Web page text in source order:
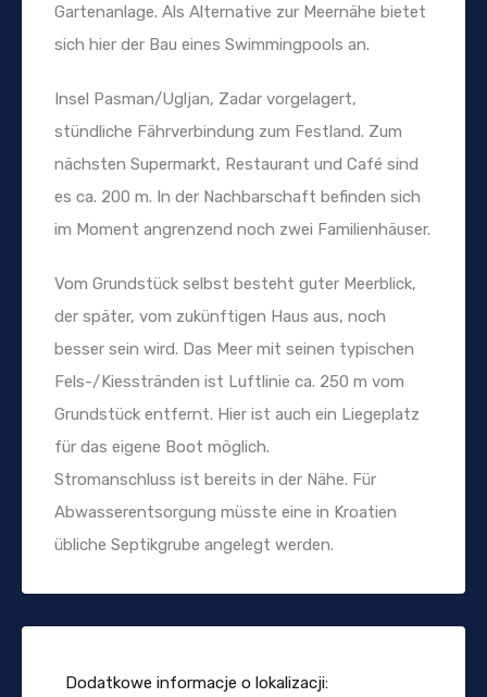
Gartenanlage. Als Alternative zur Meernähe bietet
sich hier der Bau eines Swimmingpools an.
Insel Pasman/Ugljan, Zadar vorgelagert,
stündliche Fährverbindung zum Festland. Zum
nächsten Supermarkt, Restaurant und Café sind
es ca. 200 m. In der Nachbarschaft befinden sich
im Moment angrenzend noch zwei Familienhäuser.
Vom Grundstück selbst besteht guter Meerblick,
der später, vom zukünftigen Haus aus, noch
besser sein wird. Das Meer mit seinen typischen
Fels-/Kiesstränden ist Luftlinie ca. 250 m vom
Grundstück entfernt. Hier ist auch ein Liegeplatz
für das eigene Boot möglich.
Stromanschluss ist bereits in der Nähe. Für
Abwasserentsorgung müsste eine in Kroatien
übliche Septikgrube angelegt werden.
Dodatkowe informacje o lokalizacji: